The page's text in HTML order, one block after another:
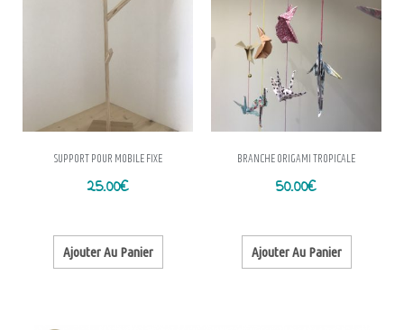
SUPPORT POUR MOBILE FIXE
25.00€
Ajouter Au Panier
BRANCHE ORIGAMI TROPICALE
50.00€
Ajouter Au Panier